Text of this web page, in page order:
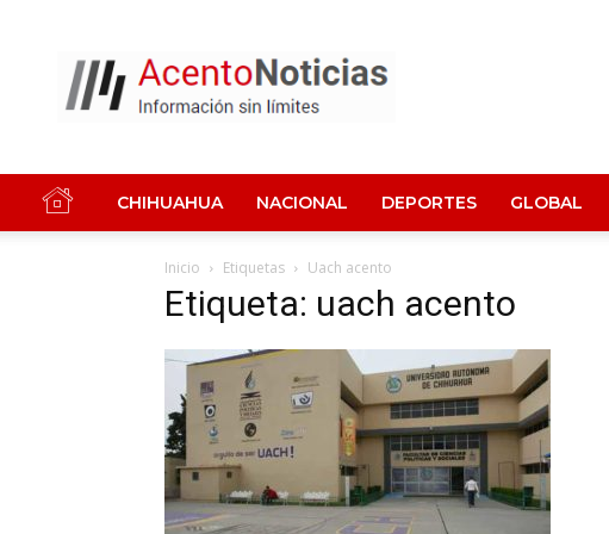
Noticias
CHIHUAHUA NACIONAL DEPORTES GLOBAL
Inicio Etiquetas Uach acento
Etiqueta: uach acento